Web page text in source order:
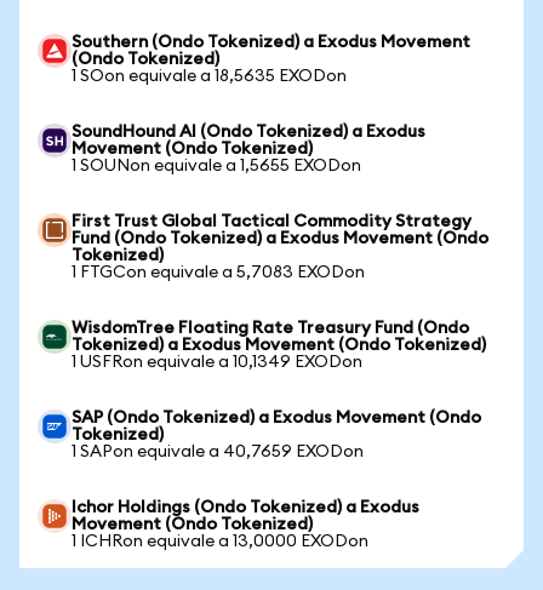
Southern (Ondo Tokenized) a Exodus Movement
(Ondo Tokenized)
1 SOon equivale a 18,5635 EXODon
SoundHound AI (Ondo Tokenized) a Exodus
Movement (Ondo Tokenized)
1 SOUNon equivale a 1,5655 EXODon
First Trust Global Tactical Commodity Strategy
Fund (Ondo Tokenized) a Exodus Movement (Ondo
Tokenized)
1 FTGCon equivale a 5,7083 EXODon
WisdomTree Floating Rate Treasury Fund (Ondo
Tokenized) a Exodus Movement (Ondo Tokenized)
1 USFRon equivale a 10,1349 EXODon
SAP (Ondo Tokenized) a Exodus Movement (Ondo
Tokenized)
1 SAPon equivale a 40,7659 EXODon
Ichor Holdings (Ondo Tokenized) a Exodus
Movement (Ondo Tokenized)
1 ICHRon equivale a 13,0000 EXODon